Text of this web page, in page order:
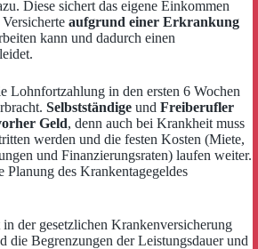
Diese sichert das eigene Einkommen
aufgrund einer Erkrankung
kann und dadurch einen
Lohnfortzahlung in den ersten 6 Wochen
Selbstständige und Freiberufler
Geld, denn auch bei Krankheit muss
werden und die festen Kosten (Miete,
und Finanzierungsraten) laufen weiter.
Planung des Krankentagegeldes
der gesetzlichen Krankenversicherung
die Begrenzungen der Leistungsdauer und